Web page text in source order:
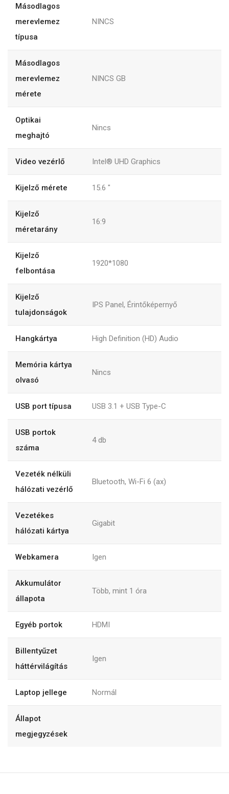
Másodlagos
merevlemez
típusa
NINCS
Másodlagos
merevlemez
mérete
NINCS GB
Optikai
meghajtó
Nincs
Video vezérlő Intel® UHD Graphics
Kijelző mérete 15.6 "
Kijelző
méretarány
16:9
Kijelző
felbontása
1920*1080
Kijelző
tulajdonságok
IPS Panel, Érintőképernyő
Hangkártya High Definition (HD) Audio
Memória kártya
olvasó
Nincs
USB port típusa USB 3.1 + USB Type-C
USB portok
száma
4 db
Vezeték nélküli
hálózati vezérlő
Bluetooth, Wi-Fi 6 (ax)
Vezetékes
hálózati kártya
Gigabit
Webkamera Igen
Akkumulátor
állapota
Több, mint 1 óra
Egyéb portok HDMI
Billentyűzet
háttérvilágítás
Igen
Laptop jellege Normál
Állapot
megjegyzések